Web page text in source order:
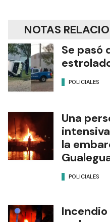
NOTAS
Se pasó
POLICIALES
Una
la
POLICIALES
Incendio